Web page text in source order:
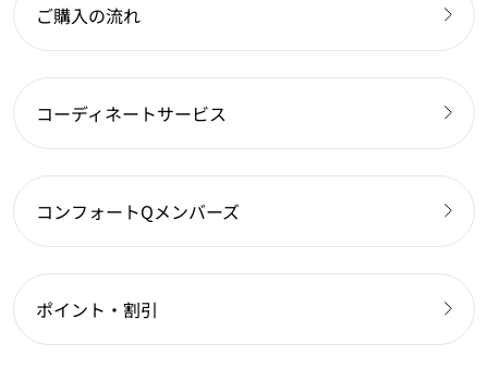
ご購入の流れ
コーディネートサービス
コンフォートQメンバーズ
ポイント・割引